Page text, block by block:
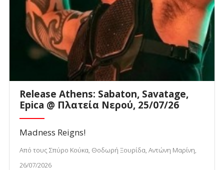
Release Athens: Sabaton, Savatage,
Epica @ Πλατεία Νερού, 25/07/26
Madness Reigns!
Από τους Σπύρο Κούκα, Θοδωρή Ξουρίδα, Αντώνη Μαρίνη,
26/07/2026